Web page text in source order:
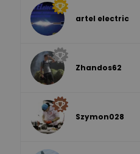
ELKO-BIS
artel electric
Zhandos62
Szymon028